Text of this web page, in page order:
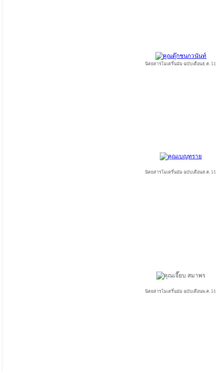
นิตยสารโมเดริ์นมัม ฉบับเดือนธ.ค. 51
นิตยสารโมเดริ์นมัม ฉบับเดือนส.ค. 51
นิตยสารโมเดริ์นมัม ฉบับเดือนพ.ค. 51